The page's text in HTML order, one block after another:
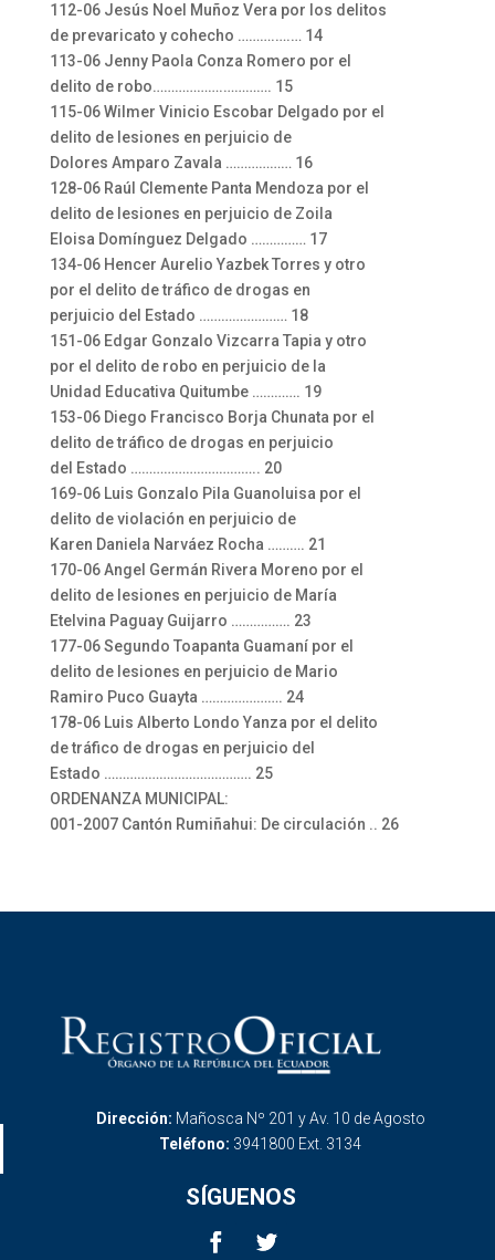
112-06 Jesús Noel Muñoz Vera por los delitos
de prevaricato y cohecho ……….….… 14
113-06 Jenny Paola Conza Romero por el
delito de robo……………….…………. 15
115-06 Wilmer Vinicio Escobar Delgado por el
delito de lesiones en perjuicio de
Dolores Amparo Zavala ……………… 16
128-06 Raúl Clemente Panta Mendoza por el
delito de lesiones en perjuicio de Zoila
Eloisa Domínguez Delgado …………… 17
134-06 Hencer Aurelio Yazbek Torres y otro
por el delito de tráfico de drogas en
perjuicio del Estado …………………… 18
151-06 Edgar Gonzalo Vizcarra Tapia y otro
por el delito de robo en perjuicio de la
Unidad Educativa Quitumbe …………. 19
153-06 Diego Francisco Borja Chunata por el
delito de tráfico de drogas en perjuicio
del Estado …………………………….. 20
169-06 Luis Gonzalo Pila Guanoluisa por el
delito de violación en perjuicio de
Karen Daniela Narváez Rocha ………. 21
170-06 Angel Germán Rivera Moreno por el
delito de lesiones en perjuicio de María
Etelvina Paguay Guijarro ……………. 23
177-06 Segundo Toapanta Guamaní por el
delito de lesiones en perjuicio de Mario
Ramiro Puco Guayta …………………. 24
178-06 Luis Alberto Londo Yanza por el delito
de tráfico de drogas en perjuicio del
Estado …………………………………. 25
ORDENANZA MUNICIPAL:
001-2007 Cantón Rumiñahui: De circulación .. 26
Dirección: Mañosca Nº 201 y Av. 10 de Agosto
Teléfono: 3941800 Ext. 3134
SÍGUENOS